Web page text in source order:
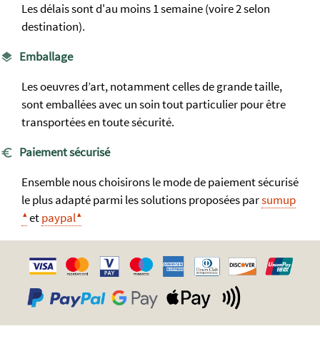
Les délais sont d'au moins 1 semaine (voire 2 selon
destination).
Emballage
Les oeuvres d’art, notamment celles de grande taille,
sont emballées avec un soin tout particulier pour être
transportées en toute sécurité.
Paiement sécurisé
Ensemble nous choisirons le mode de paiement sécurisé
le plus adapté parmi les solutions proposées parsumup
etpaypal